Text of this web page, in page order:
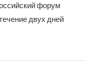
форум
двух дней